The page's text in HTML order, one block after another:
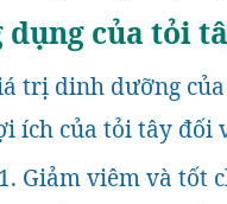
dụng của tỏi
trị dinh dưỡng
ích của tỏi tây đối
Giảm viêm và tốt